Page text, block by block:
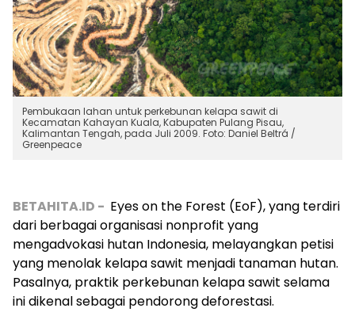
Pembukaan lahan untuk perkebunan kelapa sawit di
Kecamatan Kahayan Kuala, Kabupaten Pulang Pisau,
Kalimantan Tengah, pada Juli 2009. Foto: Daniel Beltrá /
Greenpeace
BETAHITA.ID - Eyes on the Forest (EoF), yang terdiri
dari berbagai organisasi nonprofit yang
mengadvokasi hutan Indonesia, melayangkan petisi
yang menolak kelapa sawit menjadi tanaman hutan.
Pasalnya, praktik perkebunan kelapa sawit selama
ini dikenal sebagai pendorong deforestasi.